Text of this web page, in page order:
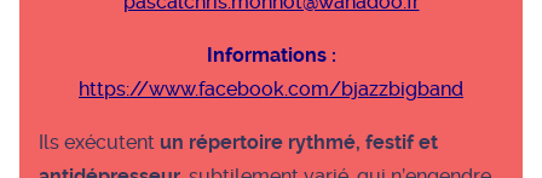
Informations :
https://www.facebook.com/bjazzbigband
Ils exécutent un répertoire rythmé, festif et